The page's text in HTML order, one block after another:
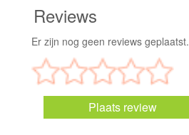
Reviews
Er zijn nog geen reviews geplaatst.
Plaats review